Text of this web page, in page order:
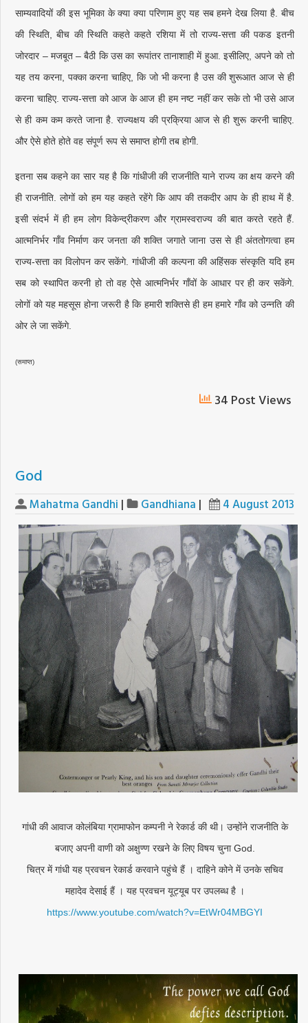
साम्यवादियों की इस भूमिका के क्या क्या परिणाम हुए यह सब हमने देख लिया है. बीच
की स्थिति, बीच की स्थिति कहते कहते रशिया में तो राज्य-सत्ता की पकड इतनी
जोरदार – मजबूत – बैठी कि उस का रूपांतर तानाशाही में हुआ. इसीलिए, अपने को तो
यह तय करना, पक्का करना चाहिए, कि जो भी करना है उस की शुरूआत आज से ही
करना चाहिए. राज्य-सत्ता को आज के आज ही हम नष्ट नहीं कर सके तो भी उसे आज
से ही कम कम करते जाना है. राज्यक्षय की प्रक्रिया आज से ही शुरू करनी चाहिए.
और ऐसे होते होते वह संपूर्ण रूप से समाप्त होगी तब होगी.
इतना सब कहने का सार यह है कि गांधीजी की राजनीति याने राज्य का क्षय करने की
ही राजनीति. लोगों को हम यह कहते रहेंगे कि आप की तकदीर आप के ही हाथ में है.
इसी संदर्भ में ही हम लोग विकेन्द्रीकरण और ग्रामस्वराज्य की बात करते रहते हैं.
आत्मनिर्भर गाँव निर्माण कर जनता की शक्ति जगाते जाना उस से ही अंततोगत्वा हम
राज्य-सत्ता का विलोपन कर सकेंगे. गांधीजी की कल्पना की अहिंसक संस्कृति यदि हम
सब को स्थापित करनी हो तो वह ऐसे आत्मनिर्भर गाँवों के आधार पर ही कर सकेंगे.
लोगों को यह महसूस होना जरूरी है कि हमारी शक्तिसे ही हम हमारे गाँव को उन्नति की
ओर ले जा सकेंगे.
(समाप्त)
34 Post Views
God
Mahatma Gandhi | Gandhiana | 4 August 2013
गांधी की आवाज कोलंबिया ग्रामाफोन कम्पनी ने रेकार्ड की थी। उन्होंने राजनीति के
बजाए अपनी वाणी को अक्षुण्ण रखने के लिए विषय चुना God.
चित्र में गांधी यह प्रवचन रेकार्ड करवाने पहुंचे हैं । दाहिने कोने में उनके सचिव
महादेव देसाई हैं । यह प्रवचन यूट्यूब पर उपलब्ध है ।
https://www.youtube.com/watch?v=EtWr04MBGYI